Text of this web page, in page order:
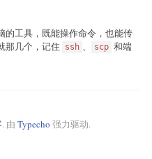
的工具，既能操作命令，也能传
那几个，记住
ssh 、 scp 和端
. 由 Typecho 强力驱动.